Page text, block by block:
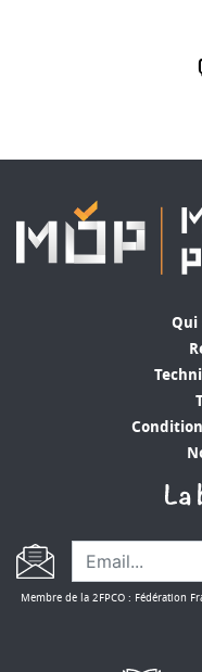
Qui
Membre de la 2FPCO : Fédération